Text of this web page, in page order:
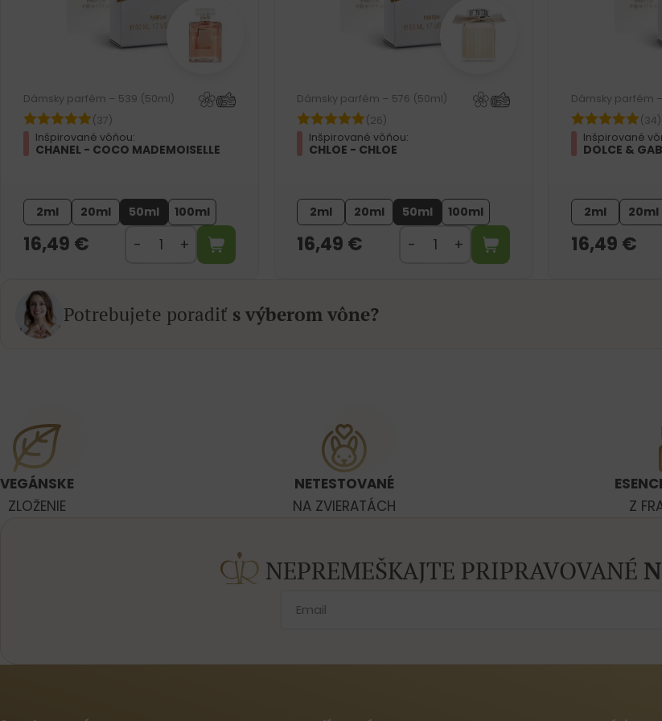
Dámsky parfém – 539 (50ml)
(37)
Inšpirované vôňou:
CHANEL - COCO MADEMOISELLE
2ml 20ml 50ml 100ml
16,49 €
Dámsky parfém – 576 (50ml)
(26)
Inšpirované vôňou:
CHLOE - CHLOE
2ml 20ml 50ml 100ml
16,49 €
Dámsky parfém
(34)
Inšpirované
DOLCE &
2ml 20ml
16,49 €
Potrebujete poradiť s výberom vône?
VEGÁNSKE
ZLOŽENIE
NETESTOVANÉ
NA ZVIERATÁCH
Z
NEPREMEŠKAJTE PRIPRAVOVANÉ